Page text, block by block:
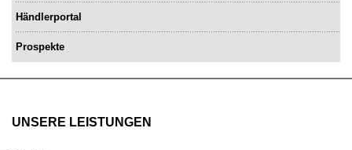
Händlerportal
Prospekte
UNSERE LEISTUNGEN